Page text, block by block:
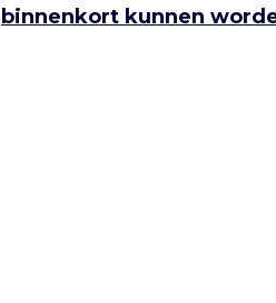
binnenkort kunnen